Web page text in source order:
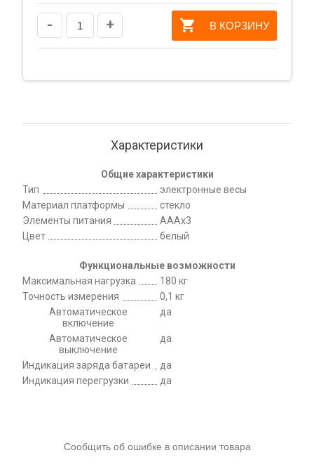
- + В КОРЗИНУ
Характеристики
Общие характеристики
Тип
электронные весы
Материал платформы
стекло
Элементы питания
AAAx3
Цвет
белый
Функциональные возможности
Максимальная нагрузка
180 кг
Точность измерения
0,1 кг
Автоматическое
включение
да
Автоматическое
выключение
да
Индикация заряда батареи
да
Индикация перегрузки
да
Сообщить об ошибке в описании товара